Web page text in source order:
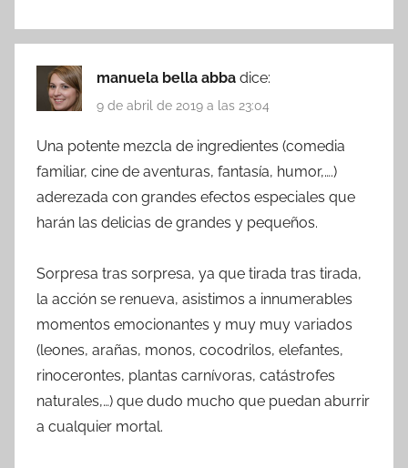
manuela bella abba dice:
9 de abril de 2019 a las 23:04
Una potente mezcla de ingredientes (comedia
familiar, cine de aventuras, fantasía, humor,….)
aderezada con grandes efectos especiales que
harán las delicias de grandes y pequeños.
Sorpresa tras sorpresa, ya que tirada tras tirada,
la acción se renueva, asistimos a innumerables
momentos emocionantes y muy muy variados
(leones, arañas, monos, cocodrilos, elefantes,
rinocerontes, plantas carnívoras, catástrofes
naturales,…) que dudo mucho que puedan aburrir
a cualquier mortal.